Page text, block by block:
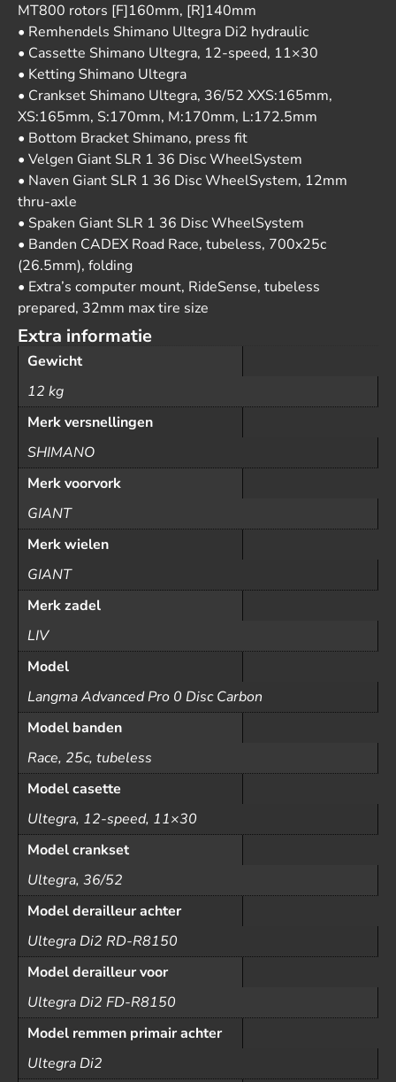
MT800 rotors [F]160mm, [R]140mm
• Remhendels Shimano Ultegra Di2 hydraulic
• Cassette Shimano Ultegra, 12-speed, 11×30
• Ketting Shimano Ultegra
• Crankset Shimano Ultegra, 36/52 XXS:165mm,
XS:165mm, S:170mm, M:170mm, L:172.5mm
• Bottom Bracket Shimano, press fit
• Velgen Giant SLR 1 36 Disc WheelSystem
• Naven Giant SLR 1 36 Disc WheelSystem, 12mm
thru-axle
• Spaken Giant SLR 1 36 Disc WheelSystem
• Banden CADEX Road Race, tubeless, 700x25c
(26.5mm), folding
• Extra’s computer mount, RideSense, tubeless
prepared, 32mm max tire size
Extra informatie
Gewicht
12 kg
Merk versnellingen
SHIMANO
Merk voorvork
GIANT
Merk wielen
GIANT
Merk zadel
LIV
Model
Langma Advanced Pro 0 Disc Carbon
Model banden
Race, 25c, tubeless
Model casette
Ultegra, 12-speed, 11×30
Model crankset
Ultegra, 36/52
Model derailleur achter
Ultegra Di2 RD-R8150
Model derailleur voor
Ultegra Di2 FD-R8150
Model remmen primair achter
Ultegra Di2